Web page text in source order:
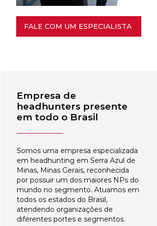
FALE COM UM ESPECIALISTA
Empresa de
headhunters presente
em todo o Brasil
Somos uma empresa especializada
em headhunting em Serra Azul de
Minas, Minas Gerais, reconhecida
por possuir um dos maiores NPs do
mundo no segmento. Atuamos em
todos os estados do Brasil,
atendendo organizações de
diferentes portes e segmentos.